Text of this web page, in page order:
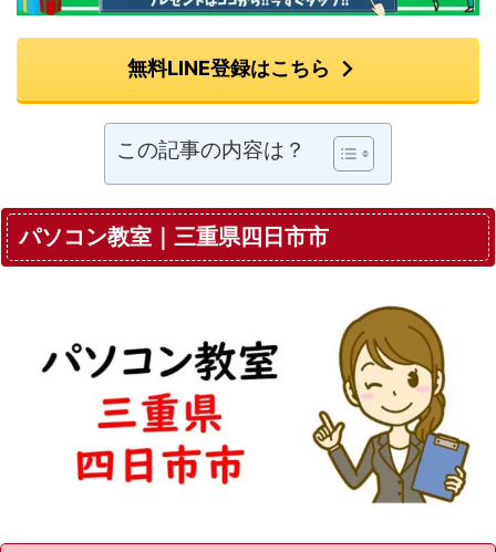
無料LINE登録はこちら
この記事の内容は？
パソコン教室｜三重県四日市市